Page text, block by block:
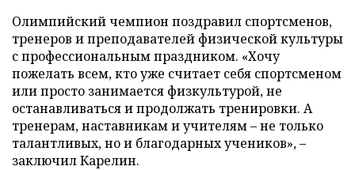
Олимпийский чемпион поздравил спортсменов,
тренеров и преподавателей физической культуры
с профессиональным праздником. «Хочу
пожелать всем, кто уже считает себя спортсменом
или просто занимается физкультурой, не
останавливаться и продолжать тренировки. А
тренерам, наставникам и учителям – не только
талантливых, но и благодарных учеников», –
заключил Карелин.